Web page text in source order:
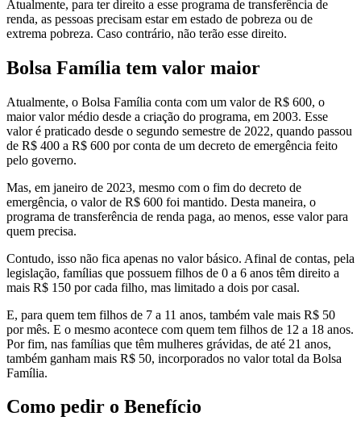
Atualmente, para ter direito a esse programa de transferência de
renda, as pessoas precisam estar em estado de pobreza ou de
extrema pobreza. Caso contrário, não terão esse direito.
Bolsa Família tem valor maior
Atualmente, o Bolsa Família conta com um valor de R$ 600, o
maior valor médio desde a criação do programa, em 2003. Esse
valor é praticado desde o segundo semestre de 2022, quando passou
de R$ 400 a R$ 600 por conta de um decreto de emergência feito
pelo governo.
Mas, em janeiro de 2023, mesmo com o fim do decreto de
emergência, o valor de R$ 600 foi mantido. Desta maneira, o
programa de transferência de renda paga, ao menos, esse valor para
quem precisa.
Contudo, isso não fica apenas no valor básico. Afinal de contas, pela
legislação, famílias que possuem filhos de 0 a 6 anos têm direito a
mais R$ 150 por cada filho, mas limitado a dois por casal.
E, para quem tem filhos de 7 a 11 anos, também vale mais R$ 50
por mês. E o mesmo acontece com quem tem filhos de 12 a 18 anos.
Por fim, nas famílias que têm mulheres grávidas, de até 21 anos,
também ganham mais R$ 50, incorporados no valor total da Bolsa
Família.
Como pedir o Benefício